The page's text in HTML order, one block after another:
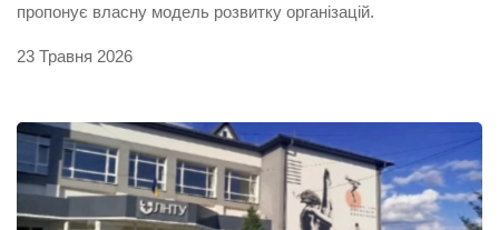
пропонує власну модель розвитку організацій.
23 Травня 2026